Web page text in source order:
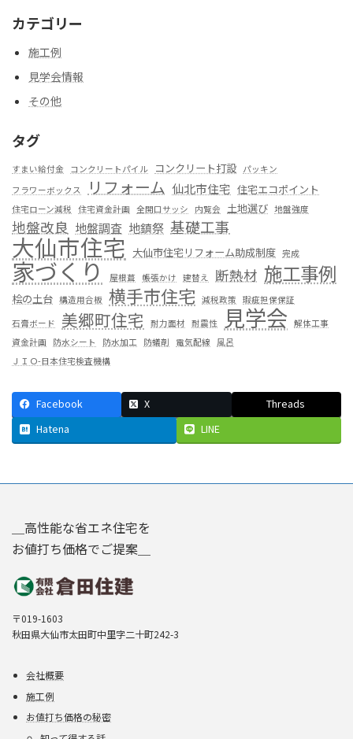
カテゴリー
施工例
見学会情報
その他
タグ
すまい給付金 コンクリートパイル コンクリート打設 パッキン
フラワーボックス
リフォーム 仙北市住宅 住宅エコポイント
住宅ローン減税 住宅資金計画 全開口サッシ 内覧会 土地選び 地盤強度
地盤改良 地盤調査 地鎮祭 基礎工事
大仙市住宅 大仙市住宅リフォーム助成制度 完成
家づくり 屋根葺 帳張かけ 建替え 断熱材 施工事例
桧の土台 構造用合板 横手市住宅 減税政策 瑕疵担保保証
石膏ボード
美郷町住宅 耐力面材 耐震性 見学会 解体工事
資金計画
防水シート 防水加工 防蟻剤 電気配線
風呂
ＪＩＯ-日本住宅検査機構
Facebook X
Threads
Hatena
LINE
＿高性能な省エネ住宅を
お値打ち価格でご提案＿
〒019-1603
秋田県大仙市太田町中里字二十町242-3
会社概要
施工例
お値打ち価格の秘密